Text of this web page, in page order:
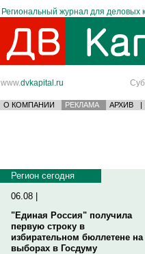
Региональный журнал для деловых
www.dvkapital.ru
О КОМПАНИИ РЕКЛАМА АРХИВ |
Регион сегодня
06.08 |
"Единая Россия" получила
первую строку в
избирательном бюллетене на
выборах в Госдуму